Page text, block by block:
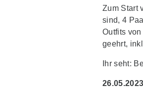
Zum Start
sind, 4
Outfits von
geehrt,
Ihr seht:
26.05.2023